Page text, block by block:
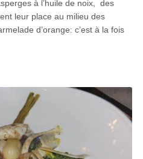
à l’huile de noix, des
leur place au milieu des
d’orange: c’est à la fois